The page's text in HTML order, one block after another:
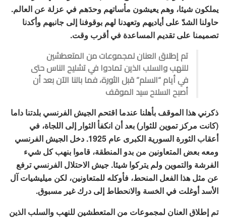
يملكون شيئا، وهم يعيشون مأساتهم وحدَهم في عزلة عن العالم.
حاولنا الشدّ على أياديهم وتعهدنا لهم بوقوفنا إلى جانبهم وأكدنا
تصميمنا على تقديم المساعدة في أقرب وقت.
تم إطلاق العنان لمجموعات من المتعطشين
للنهب والسلب الذين تمادوا في تشليح الناس حتى
في أيام “السلم” قبل الثورة، فما بالنا الآن بعد أن
أصبح السلاح سيد الموقف
ذكرني هذا الموقف بأهلنا عندما اقتحم الجيش الفرنسي بلدتنا داما
(كانت مركز تموين للثوار) بعد أن انكفأ الثوار إلى اللجاة، في
أعقاب الثورة السورية الكبرى عام 1925. دخل الجيش الفرنسي
ومعه بعض المتعاونين من بدو المنطقة، قاموا بنهب كل شيء
الفرشة والتموين ولم يتركوا شيئا. جيش الاحتلال الفرنسي ترفع
عن مثل هذا الفعل المنحط، فأوكله للمتعاونين، لكن ميليشيات آل
الأسد أوغلت في الخسة والانحطاط إلى درك غير مسبوق.
تم إطلاق العنان لمجموعات من المتعطشين للنهب والسلب الذين